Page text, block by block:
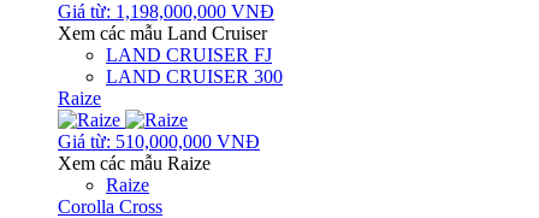
Giá từ: 1,198,000,000 VNĐ
Xem các mẫu Land Cruiser
LAND CRUISER FJ
LAND CRUISER 300
Raize
Giá từ: 510,000,000 VNĐ
Xem các mẫu Raize
Raize
Corolla Cross